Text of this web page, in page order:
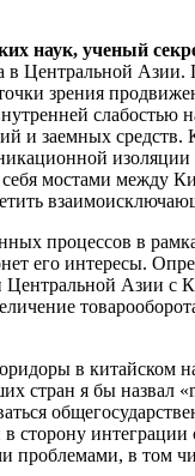
наук, ученый
в Центральной
зрения
слабостью
и заемных
мостами между
процессов в
его интересы.
Центральной Азии
в китайском
я бы назвал
проблемами, в том